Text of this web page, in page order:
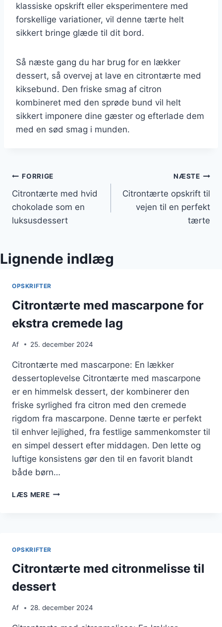
klassiske opskrift eller eksperimentere med
forskellige variationer, vil denne tærte helt
sikkert bringe glæde til dit bord.
Så næste gang du har brug for en lækker
dessert, så overvej at lave en citrontærte med
kiksebund. Den friske smag af citron
kombineret med den sprøde bund vil helt
sikkert imponere dine gæster og efterlade dem
med en sød smag i munden.
Indlægsnavigation
FORRIGE
Citrontærte med hvid
chokolade som en
luksusdessert
NÆSTE
Citrontærte opskrift til
vejen til en perfekt
tærte
Lignende indlæg
OPSKRIFTER
Citrontærte med mascarpone for
ekstra cremede lag
Af 25. december 2024
Citrontærte med mascarpone: En lækker
dessertoplevelse Citrontærte med mascarpone
er en himmelsk dessert, der kombinerer den
friske syrlighed fra citron med den cremede
rigdom fra mascarpone. Denne tærte er perfekt
til enhver lejlighed, fra festlige sammenkomster til
en simpel dessert efter middagen. Den lette og
luftige konsistens gør den til en favorit blandt
både børn…
LÆS MERECITRONTÆRTE
LAG
OPSKRIFTER
Citrontærte med citronmelisse til
dessert
Af 28. december 2024